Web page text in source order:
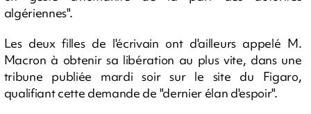
algériennes".
Les deux filles de l'écrivain ont d'ailleurs appelé M.
Macron à obtenir sa libération au plus vite, dans une
tribune publiée mardi soir sur le site du Figaro,
qualifiant cette demande de "dernier élan d'espoir".